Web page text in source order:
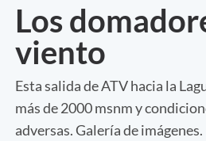
Los
viento
Esta salida de ATV hacia la
más de 2000 msnm y
adversas. Galería de imágenes.